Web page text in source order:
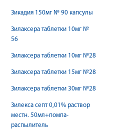
Зикадия 150мг № 90 капсулы
Зилаксера таблетки 10мг №
56
Зилаксера таблетки 10мг №28
Зилаксера таблетки 15мг №28
Зилаксера таблетки 30мг №28
Зилекса септ 0,01% раствор
местн. 50мл+помпа-
распылитель